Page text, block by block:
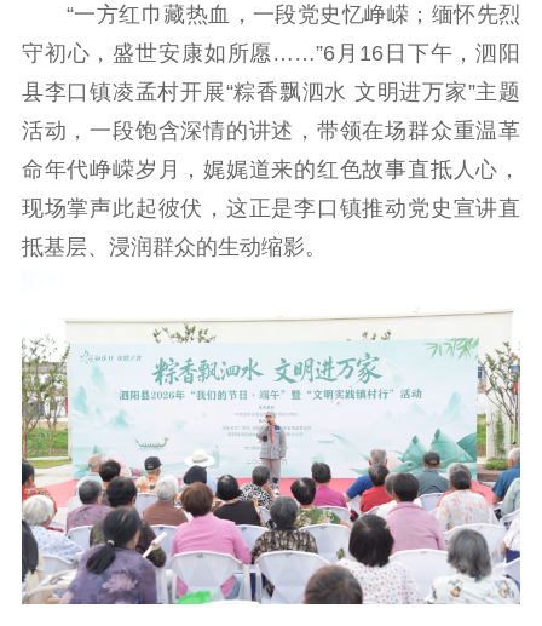
工作动态
理论武装
理论学习 宣传宣讲 研究阐释
哲学社科
社科强省 工作通知
新闻宣传
主题宣传 对外宣传
新闻发布
记者之家
品牌栏目
文化文艺
精品生产 文化惠民
文化传承
文化交流
体制改革
文化产业
“一方红巾藏热血，一段党史忆峥嵘；缅怀先烈
守初心，盛世安康如所愿……”6月16日下午，泗阳
县李口镇凌孟村开展“粽香飘泗水 文明进万家”主题
活动，一段饱含深情的讲述，带领在场群众重温革
命年代峥嵘岁月，娓娓道来的红色故事直抵人心，
现场掌声此起彼伏，这正是李口镇推动党史宣讲直
抵基层、浸润群众的生动缩影。